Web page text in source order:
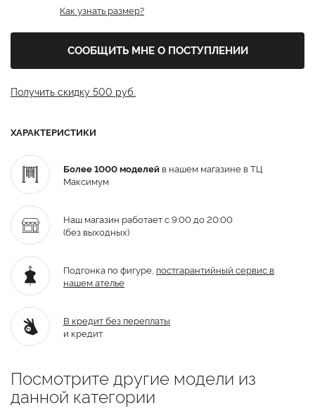
Как узнать размер?
СООБЩИТЬ МНЕ О ПОСТУПЛЕНИИ
Получить скидку 500 руб.
ХАРАКТЕРИСТИКИ
Более 1000 моделей в нашем магазине в ТЦ
Максимум
Наш магазин работает с 9:00 до 20:00
(без выходных)
Подгонка по фигуре, постгарантийный сервис в
нашем ателье
В кредит без переплаты
и кредит
Посмотрите другие модели из
данной категории